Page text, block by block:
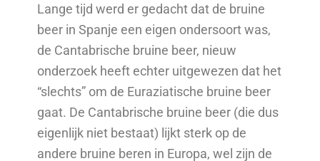
Lange tijd werd er gedacht dat de bruine
beer in Spanje een eigen ondersoort was,
de Cantabrische bruine beer, nieuw
onderzoek heeft echter uitgewezen dat het
“slechts” om de Euraziatische bruine beer
gaat. De Cantabrische bruine beer (die dus
eigenlijk niet bestaat) lijkt sterk op de
andere bruine beren in Europa, wel zijn de